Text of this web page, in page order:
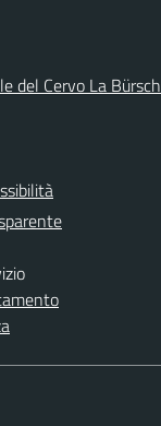
del Cervo La Bürsch